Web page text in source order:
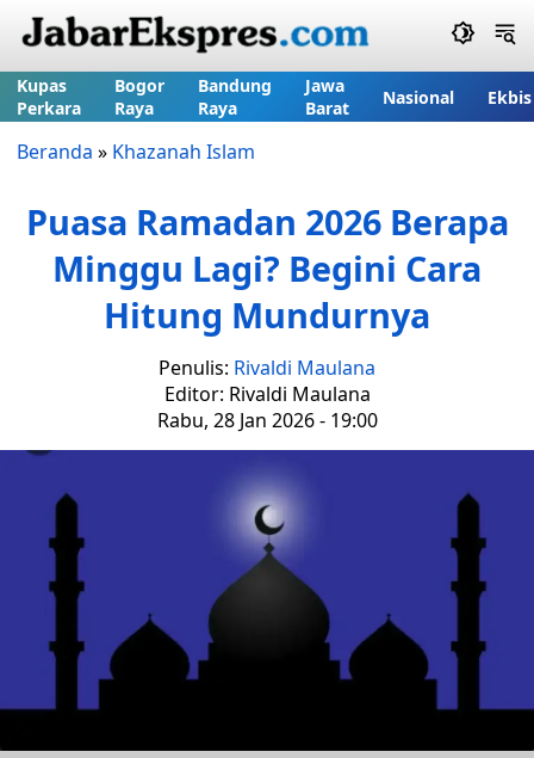
Kupas
Perkara
Bogor
Raya
Bandung
Raya
Jawa
Barat
Nasional Ekbis
Beranda » Khazanah Islam
Puasa Ramadan 2026 Berapa
Minggu Lagi? Begini Cara
Hitung Mundurnya
Penulis: Rivaldi Maulana
Editor: Rivaldi Maulana
Rabu, 28 Jan 2026 - 19:00